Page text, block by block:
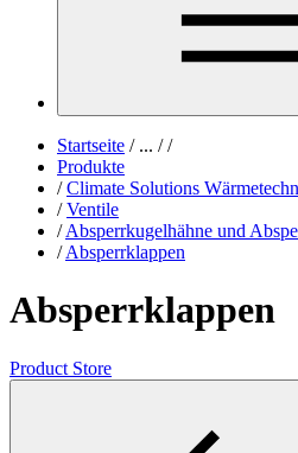
Startseite /... / /
Produkte
/ Climate Solutions
/ Ventile
/ Absperrkugelhähne und
/ Absperrklappen
Absperrklappen
Product Store